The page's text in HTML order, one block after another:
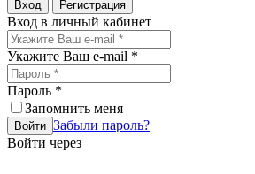
Вход Регистрация
Вход в личный кабинет
Укажите Ваш e-mail *
Пароль *
Запомнить меня
Войти Забыли пароль?
Войти через